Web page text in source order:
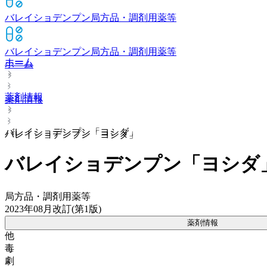
バレイショデンプン局方品・調剤用薬等
バレイショデンプン局方品・調剤用薬等
ホーム
薬剤情報
バレイショデンプン「ヨシダ」
ホーム
薬剤情報
バレイショデンプン「ヨシダ」
バレイショデンプン「ヨシダ
局方品・調剤用薬等
2023年08月改訂(第1版)
薬剤情報
他
毒
劇